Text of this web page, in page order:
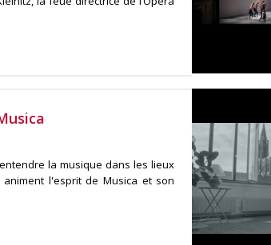
la musique dans les lieux
l'esprit de Musica et son